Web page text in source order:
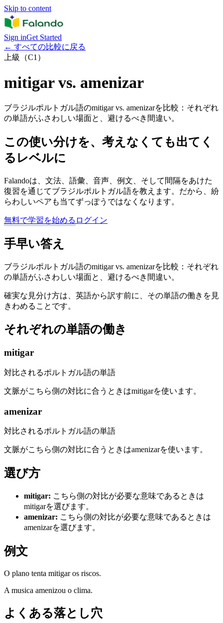
Skip to content
Sign inGet Started
← すべての比較に戻る
上級（C1）
mitigar vs. amenizar
ブラジルポルトガル語のmitigar vs. amenizarを比較：それぞれ
の単語がふさわしい場面と、避けるべき間違い。
この使い分けを、考えなくても出てく
るレベルに
Falandoは、文法、語彙、音声、例文、そして間隔をあけた
復習を通じてブラジルポルトガル語を教えます。だから、紛
らわしいペアも当てずっぽうではなくなります。
無料で学習を始める ログイン
手早い答え
ブラジルポルトガル語のmitigar vs. amenizarを比較：それぞれ
の単語がふさわしい場面と、避けるべき間違い。
確実な見分け方は、英語から訳す前に、その単語の働きを見
きわめることです。
それぞれの単語の働き
mitigar
対比されるポルトガル語の単語
文脈がこちら側の対比に合うときはmitigarを使います。
amenizar
対比されるポルトガル語の単語
文脈がこちら側の対比に合うときはamenizarを使います。
選び方
mitigar: こちら側の対比が必要な意味であるときは
mitigarを選びます。
amenizar: こちら側の対比が必要な意味であるときは
amenizarを選びます。
例文
O plano tenta mitigar os riscos.
A musica amenizou o clima.
よくある落とし穴